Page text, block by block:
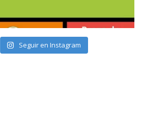
Seguir en Instagram